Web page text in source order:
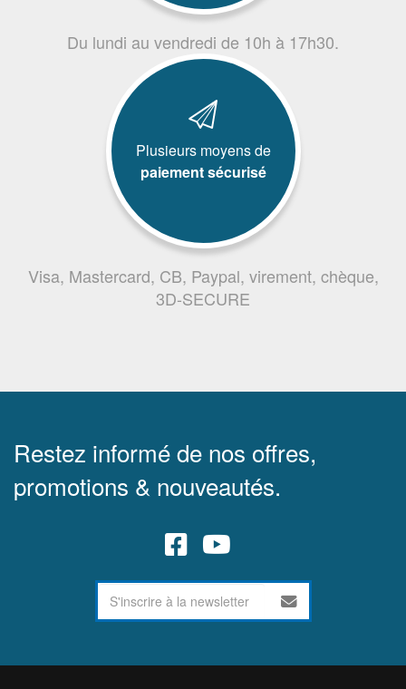
Du lundi au vendredi de 10h à 17h30.
Plusieurs moyens de
paiement sécurisé
Visa, Mastercard, CB, Paypal, virement, chèque,
3D-SECURE
Restez informé de nos offres,
promotions & nouveautés.